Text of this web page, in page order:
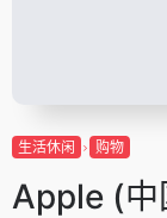
生活休闲 购物
Apple (中